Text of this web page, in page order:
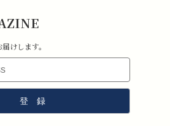
ゴルフ場で使用したものは返品不可となり
ります。その点ご了承ください。
けします。